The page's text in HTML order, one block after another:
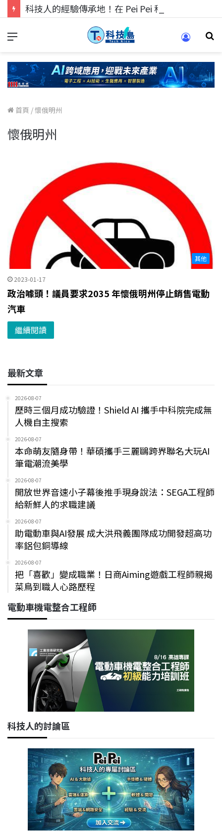
首頁 /懷俄明州
懷俄明州
其他
2023-01-17
政治噱頭！議員要求2035 年懷俄明州停止銷售電動
汽車
繼續閱讀
最新文章
2026-08-07
歷時三個月成功驗證！Shield AI 攜手中科院完成無
人機自主搜索
2026-08-07
本命萌友隨身帶！華碩攜手三麗鷗跨界聯名大玩AI
筆電潮流美學
2026-08-07
開放世界音速小子幕後推手現身說法：SEGA工程師
給新鮮人的求職建議
2026-08-07
助電動車與AI發展 成大洪飛義團隊成功開發超高功
率鋁包銅導線
2026-08-07
把「喜歡」變成職業！日商Aiming遊戲工程師親揭
菜鳥到職人心路歷程
電動車機電整合工程師
科技人的討論區